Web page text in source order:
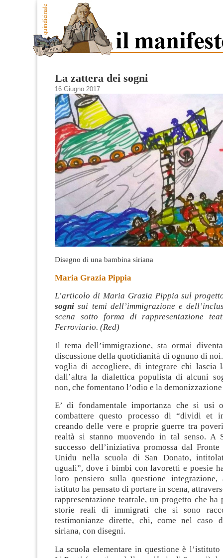
La zattera dei sogni
16 Giugno 2017
Disegno di una bambina siriana
Maria Grazia Pippia
L’articolo di Maria Grazia Pippia sul
sognisui temi dell’immigrazione e
scena sotto forma di rappresentazione
Ferroviario. (Red)
Il tema dell’immigrazione, sta ormai
discussione della quotidianità di ognuno di
voglia di accogliere, di integrare chi lascia
dall’altra la dialettica populista di alcuni
non, che fomentano l’odio e la
E’ di fondamentale importanza che si usi
combattere questo processo di “dividi et
creando delle vere e proprie guerre tra
realtà si stanno muovendo in tal senso. A
successo dell’iniziativa promossa dal Fronte
Unidu nella scuola di San Donato,
uguali”, dove i bimbi con lavoretti e poesie
loro pensiero sulla questione
istituto ha pensato di portare in scena,
rappresentazione teatrale, un progetto che ha
storie reali di immigrati che si sono
testimonianze dirette, chi, come nel caso
siriana, con disegni.
La scuola elementare in questione è